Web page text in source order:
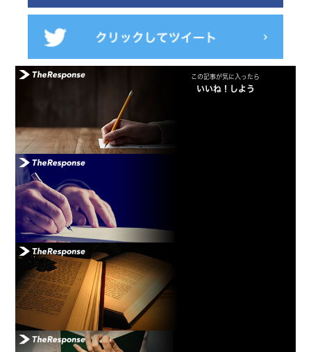
この記事が気に入ったら
いいね！しよう